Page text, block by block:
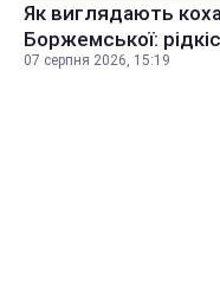
Як виглядають
Боржемської:
07 серпня 2026, 15:19